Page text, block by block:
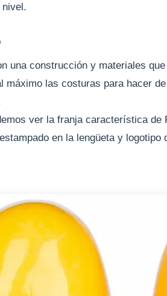
nivel.
una construcción y materiales
máximo las costuras para hacer
ver la franja característica de
en la lengüeta y